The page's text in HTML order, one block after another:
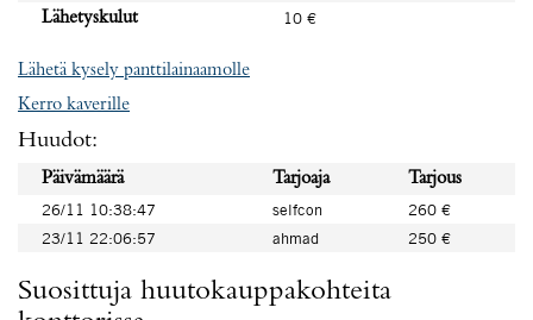
Lähetyskulut
10 €
Lähetä kysely panttilainaamolle
Kerro kaverille
Huudot:
Päivämäärä Tarjoaja
Tarjous
26/11 10:38:47
selfcon
260 €
23/11 22:06:57
ahmad 250 €
Suosittuja huutokauppakohteita